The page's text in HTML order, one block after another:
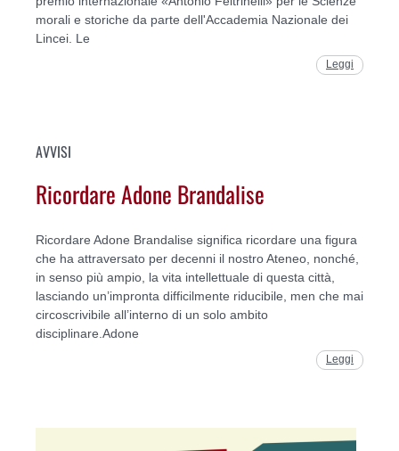
morali e storiche da parte dell'Accademia Nazionale dei
Lincei. Le
Leggi
AVVISI
Ricordare Adone Brandalise
Ricordare Adone Brandalise significa ricordare una figura
che ha attraversato per decenni il nostro Ateneo, nonché,
in senso più ampio, la vita intellettuale di questa città,
lasciando un’impronta difficilmente riducibile, men che mai
circoscrivibile all’interno di un solo ambito
disciplinare.Adone
Leggi